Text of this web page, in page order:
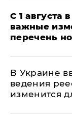
С 1 августа
важные
перечень
В Украине
ведения
изменится